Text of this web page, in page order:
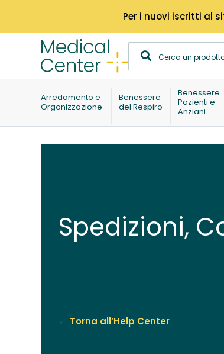
Per i nuovi iscritti al
Arredamento e
Organizzazione
Benessere
del Respiro
Benessere
Pazienti e
Anziani
Spedizioni,
← Torna all’Help Center